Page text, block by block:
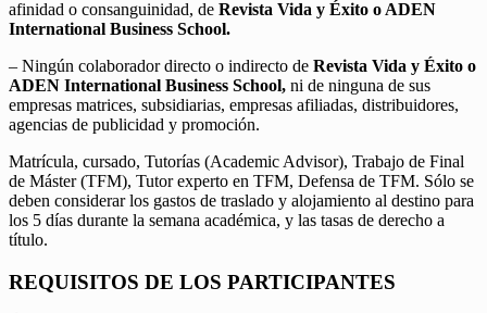
afinidad o consanguinidad, de Revista Vida y Éxito o ADEN
International Business School.
– Ningún colaborador directo o indirecto de Revista Vida y Éxito o
ADEN International Business School, ni de ninguna de sus
empresas matrices, subsidiarias, empresas afiliadas, distribuidores,
agencias de publicidad y promoción.
Matrícula, cursado, Tutorías (Academic Advisor), Trabajo de Final
de Máster (TFM), Tutor experto en TFM, Defensa de TFM. Sólo se
deben considerar los gastos de traslado y alojamiento al destino para
los 5 días durante la semana académica, y las tasas de derecho a
título.
REQUISITOS DE LOS PARTICIPANTES